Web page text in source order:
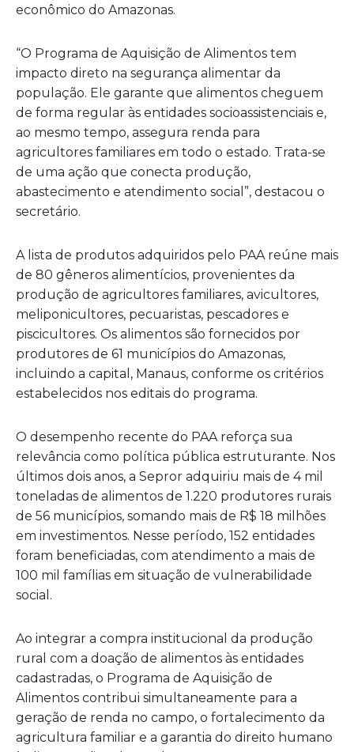
econômico do Amazonas.
“O Programa de Aquisição de Alimentos tem
impacto direto na segurança alimentar da
população. Ele garante que alimentos cheguem
de forma regular às entidades socioassistenciais e,
ao mesmo tempo, assegura renda para
agricultores familiares em todo o estado. Trata-se
de uma ação que conecta produção,
abastecimento e atendimento social”, destacou o
secretário.
A lista de produtos adquiridos pelo PAA reúne mais
de 80 gêneros alimentícios, provenientes da
produção de agricultores familiares, avicultores,
meliponicultores, pecuaristas, pescadores e
piscicultores. Os alimentos são fornecidos por
produtores de 61 municípios do Amazonas,
incluindo a capital, Manaus, conforme os critérios
estabelecidos nos editais do programa.
O desempenho recente do PAA reforça sua
relevância como política pública estruturante. Nos
últimos dois anos, a Sepror adquiriu mais de 4 mil
toneladas de alimentos de 1.220 produtores rurais
de 56 municípios, somando mais de R$ 18 milhões
em investimentos. Nesse período, 152 entidades
foram beneficiadas, com atendimento a mais de
100 mil famílias em situação de vulnerabilidade
social.
Ao integrar a compra institucional da produção
rural com a doação de alimentos às entidades
cadastradas, o Programa de Aquisição de
Alimentos contribui simultaneamente para a
geração de renda no campo, o fortalecimento da
agricultura familiar e a garantia do direito humano